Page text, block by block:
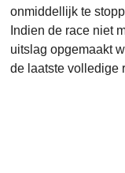
onmiddellijk te
Indien de race niet
uitslag opgemaakt
de laatste volledige